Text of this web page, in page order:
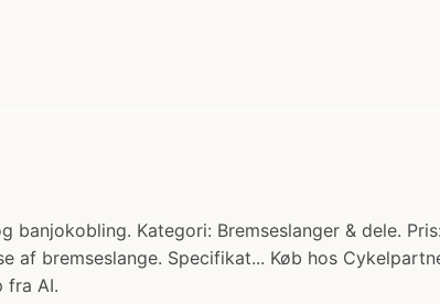
Kategori: Bremseslanger & dele.
bremseslange. Specifikat... Køb hos
fra AI.